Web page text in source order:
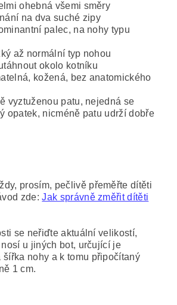
ohebná všemi směry
na dva suché zipy
palec, na nohy typu
až normální typ nohou
okolo kotníku
kožená, bez anatomického
vyztuženou patu, nejedná se
opatek, nicméně patu udrží dobře
prosím, pečlivě přeměřte dítěti
zde:Jak správně změřit dítěti
se neřiďte aktuální velikostí,
nosí u jiných bot, určující je
šířka nohy a k tomu připočítaný
1 cm.